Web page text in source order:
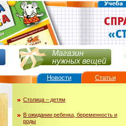
Магазин
нужных вещей
Столица – детям
В ожидании ребенка, беременность и
роды
Новости Статьи